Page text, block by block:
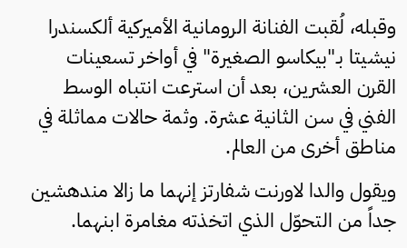
وقبله، لُقبت الفنانة الرومانية الأميركية ألكسندرا
نيشيتا بـ"بيكاسو الصغيرة" في أواخر تسعينات
القرن العشرين، بعد أن استرعت انتباه الوسط
الفني في سن الثانية عشرة. وثمة حالات مماثلة في
مناطق أخرى من العالم.
ويقول والدا لاورنت شفارتز إنهما ما زالا مندهشين
جداً من التحوّل الذي اتخذته مغامرة ابنهما.